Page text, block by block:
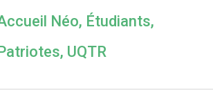
Néo, Étudiants,
, UQTR